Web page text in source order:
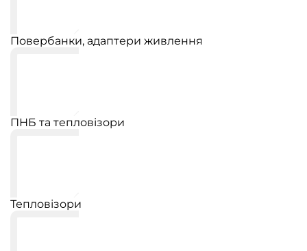
Повербанки, адаптери живлення
ПНБ та тепловізори
Тепловізори